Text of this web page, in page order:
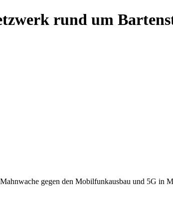
rund um
gegen den Mobilfunkausbau und 5G in